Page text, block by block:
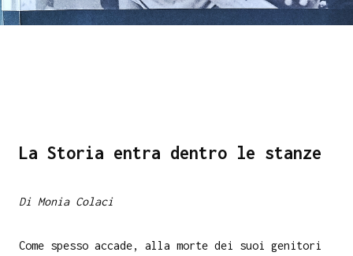
La Storia entra dentro le stanze
Di Monia Colaci
Come spesso accade, alla morte dei suoi genitori